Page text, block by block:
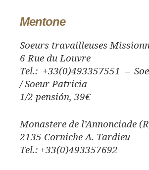
Mentone
Soeurs travailleuses
6 Rue du Louvre
Tel.: +33(0)493357551 –
/ Soeur Patricia
1/2 pensión, 39€
Monastere de l’Annonciade
2135 Corniche A. Tardieu
Tel.: +33(0)493357692